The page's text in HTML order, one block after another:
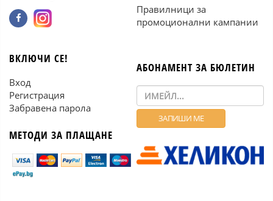
Правилници за
промоционални кампании
ВКЛЮЧИ СЕ!
Вход
Регистрация
Забравена парола
МЕТОДИ ЗА ПЛАЩАНЕ
АБОНАМЕНТ ЗА БЮЛЕТИН